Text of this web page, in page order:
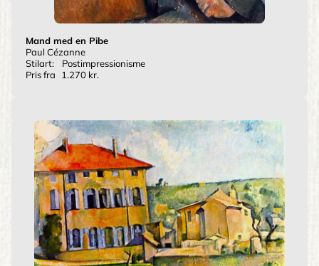
Mand med en Pibe
Paul Cézanne
Stilart:
Postimpressionisme
Pris fra
1.270 kr.